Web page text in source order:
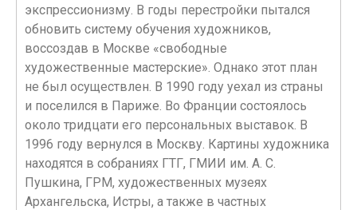
экспрессионизму. В годы перестройки пытался
обновить систему обучения художников,
воссоздав в Москве «свободные
художественные мастерские». Однако этот план
не был осуществлен. В 1990 году уехал из страны
и поселился в Париже. Во Франции состоялось
около тридцати его персональных выставок. В
1996 году вернулся в Москву. Картины художника
находятся в собраниях ГТГ, ГМИИ им. А. С.
Пушкина, ГРМ, художественных музеях
Архангельска, Истры, а также в частных